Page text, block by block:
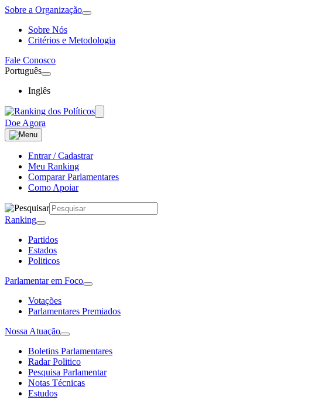
Sobre a Organização
Sobre Nós
Critérios e Metodologia
Fale Conosco
Português
Inglês
Doe Agora
Entrar / Cadastrar
Meu Ranking
Comparar Parlamentares
Como Apoiar
Ranking
Partidos
Estados
Politicos
Parlamentar em Foco
Votações
Parlamentares Premiados
Nossa Atuação
Boletins Parlamentares
Radar Politico
Pesquisa Parlamentar
Notas Técnicas
Estudos